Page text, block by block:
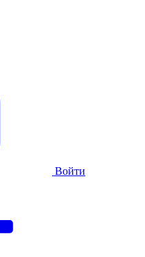
Войти